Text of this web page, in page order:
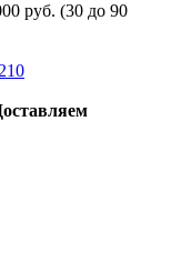
руб. (30 до 90